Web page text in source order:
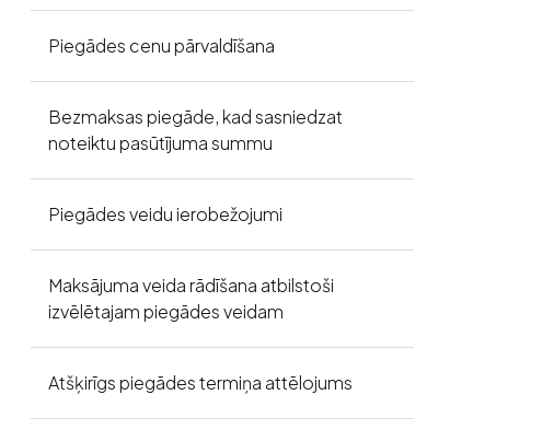
Piegādes cenu pārvaldīšana
Bezmaksas piegāde, kad sasniedzat
noteiktu pasūtījuma summu
Piegādes veidu ierobežojumi
Maksājuma veida rādīšana atbilstoši
izvēlētajam piegādes veidam
Atšķirīgs piegādes termiņa attēlojums